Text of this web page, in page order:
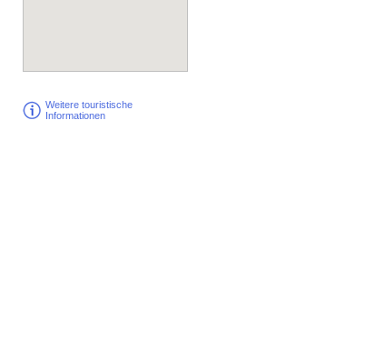
Weitere touristische
Informationen